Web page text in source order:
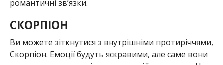
романтичні зв’язки.
СКОРПІОН
Ви можете зіткнутися з внутрішніми протиріччями,
Скорпіон. Емоції будуть яскравими, але саме вони